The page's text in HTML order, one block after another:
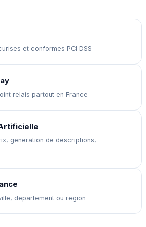
et conformes PCI DSS
relais partout en France
generation de descriptions,
departement ou region